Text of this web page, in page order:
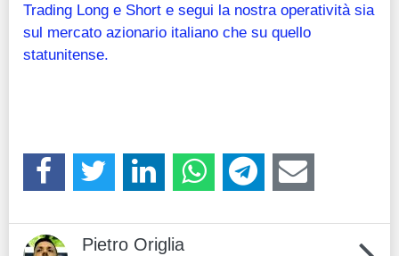
Trading Long e Short e segui la nostra operatività sia
sul mercato azionario italiano che su quello
statunitense.
Pietro Origlia